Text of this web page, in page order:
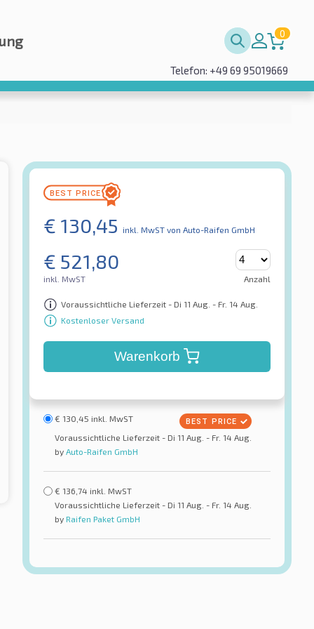
0
Telefon: +49 69 95019669
€ 130,45 inkl. MwST von Auto-Raifen GmbH
€ 521,80
inkl. MwST Anzahl
Voraussichtliche Lieferzeit - Di 11 Aug. - Fr. 14 Aug.
Kostenloser Versand
Warenkorb
€ 130,45 inkl. MwST
Voraussichtliche Lieferzeit - Di 11 Aug. - Fr. 14 Aug.
by Auto-Raifen GmbH
€ 136,74 inkl. MwST
Voraussichtliche Lieferzeit - Di 11 Aug. - Fr. 14 Aug.
by Raifen Paket GmbH